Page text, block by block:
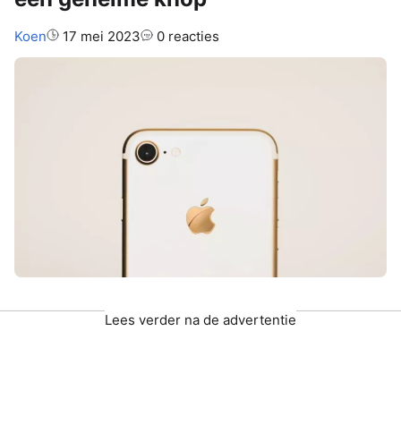
Auteur:
Koen 17 mei 2023 0 reacties
Lees verder na de advertentie